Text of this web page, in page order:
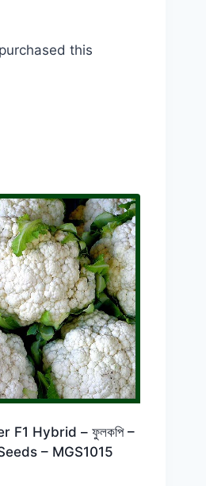
this
F1 Hybrid – ফুলকপি –
– MGS1015